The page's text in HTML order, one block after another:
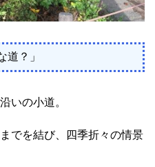
道？」
いの小道。
でを結び、四季折々の情景